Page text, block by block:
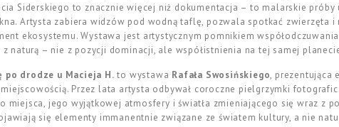
Siderskiego to znacznie więcej niż dokumentacja – to malarskie próby
Artysta zabiera widzów pod wodną taflę, pozwala spotkać zwierzęta i
ekosystemu. Wystawa jest artystycznym pomnikiem
naturą – nie z pozycji dominacji, ale współistnienia na tej samej
po drodze u Macieja H. to wystawa Rafała Swosińskiego, prezentująca
Przez lata artysta odbywał coroczne pielgrzymki
miejsca, jego wyjątkowej atmosfery i światła zmieniającego się wraz z
się elementy immanentnie związane ze światem kultury, a nie